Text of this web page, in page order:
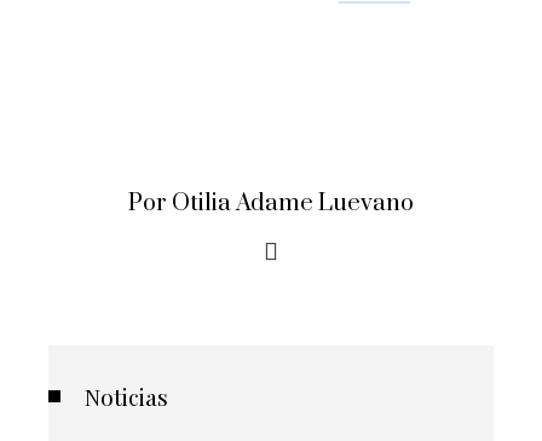
Por Otilia Adame Luevano
Noticias